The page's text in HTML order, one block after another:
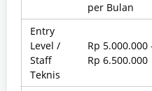
per Bulan
Entry
Level /
Staff
Teknis
Rp 5.000.000
Rp 6.500.000